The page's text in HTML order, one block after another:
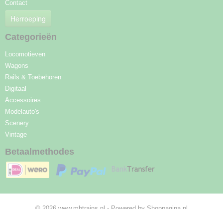
Contact
Herroeping
Categorieën
Locomotieven
Wagons
Rails & Toebehoren
Digitaal
Accessoires
Modelauto's
Scenery
Vintage
Betaalmethodes